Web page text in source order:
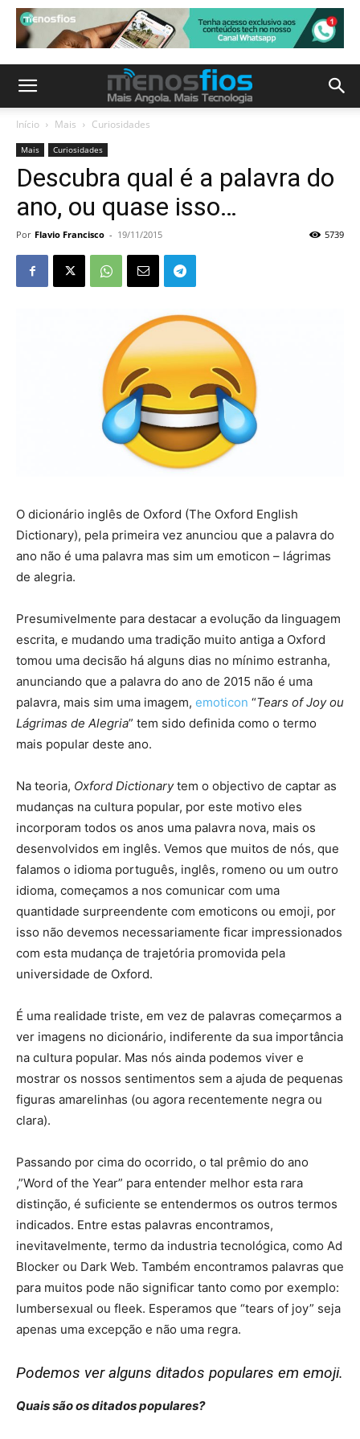
Início Mais Curiosidades
Mais Curiosidades
Descubra qual é a palavra do
ano, ou quase isso…
Por Flavio Francisco - 19/11/2015 5739
O dicionário inglês de Oxford (The Oxford English
Dictionary), pela primeira vez anunciou que a palavra do
ano não é uma palavra mas sim um emoticon – lágrimas
de alegria.
Presumivelmente para destacar a evolução da linguagem
escrita, e mudando uma tradição muito antiga a Oxford
tomou uma decisão há alguns dias no mínimo estranha,
anunciando que a palavra do ano de 2015 não é uma
palavra, mais sim uma imagem, emoticon “Tears of Joy ou
Lágrimas de Alegria” tem sido definida como o termo
mais popular deste ano.
Na teoria, Oxford Dictionarytem o objectivo de captar as
mudanças na cultura popular, por este motivo eles
incorporam todos os anos uma palavra nova, mais os
desenvolvidos em inglês. Vemos que muitos de nós, que
falamos o idioma português, inglês, romeno ou um outro
idioma, começamos a nos comunicar com uma
quantidade surpreendente com emoticons ou emoji, por
isso não devemos necessariamente ficar impressionados
com esta mudança de trajetória promovida pela
universidade de Oxford.
É uma realidade triste, em vez de palavras começarmos a
ver imagens no dicionário, indiferente da sua importância
na cultura popular. Mas nós ainda podemos viver e
mostrar os nossos sentimentos sem a ajuda de pequenas
figuras amarelinhas (ou agora recentemente negra ou
clara).
Passando por cima do ocorrido, o tal prêmio do ano
,”Word of the Year” para entender melhor esta rara
distinção, é suficiente se entendermos os outros termos
indicados. Entre estas palavras encontramos,
inevitavelmente, termo da industria tecnológica, como Ad
Blocker ou Dark Web. Também encontramos palavras que
para muitos pode não significar tanto como por exemplo:
lumbersexual ou fleek. Esperamos que “tears of joy” seja
apenas uma excepção e não uma regra.
Podemos ver alguns ditados populares em emoji.
Quais são os ditados populares?